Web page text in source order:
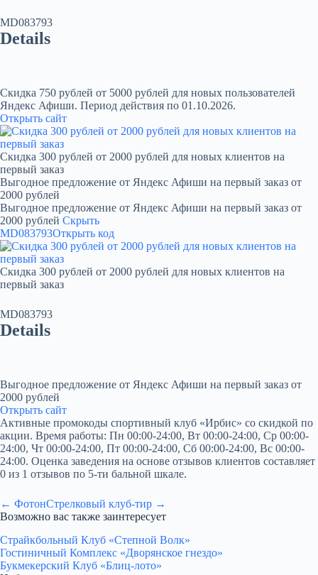
MD083793
Details
Скидка 750 рублей от 5000 рублей для новых пользователей
Яндекс Афиши. Период действия по 01.10.2026.
Открыть сайт
Скидка 300 рублей от 2000 рублей для новых клиентов на
первый заказ
Выгодное предложение от Яндекс Афиши на первый заказ от
2000 рублей
Выгодное предложение от Яндекс Афиши на первый заказ от
2000 рублей Скрыть
MD083793Открыть код
Скидка 300 рублей от 2000 рублей для новых клиентов на
первый заказ
MD083793
Details
Выгодное предложение от Яндекс Афиши на первый заказ от
2000 рублей
Открыть сайт
Активные промокоды спортивный клуб «Ирбис» со скидкой по
акции. Время работы: Пн 00:00-24:00, Вт 00:00-24:00, Ср 00:00-
24:00, Чт 00:00-24:00, Пт 00:00-24:00, Сб 00:00-24:00, Вс 00:00-
24:00. Оценка заведения на основе отзывов клиентов составляет
0 из 1 отзывов по 5-ти бальной шкале.
← ФотонСтрелковый клуб-тир →
Возможно вас также заинтересует
Страйкбольный Клуб «Степной Волк»
Гостиничный Комплекс «Дворянское гнездо»
Букмекерский Клуб «Блиц-лото»